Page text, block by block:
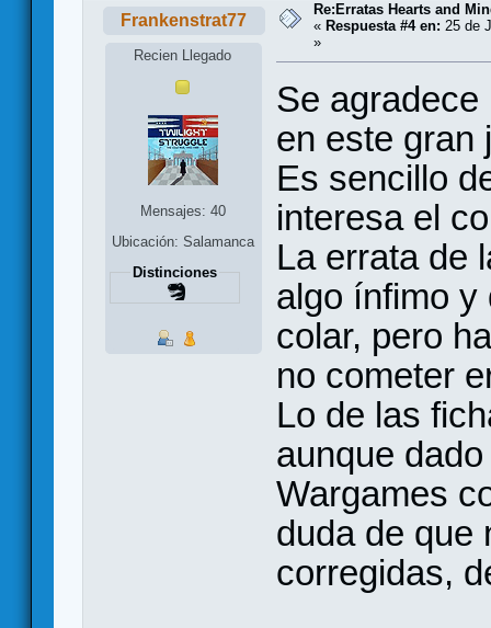
Frankenstrat77
Recien Llegado
Mensajes: 40
Ubicación: Salamanca
Distinciones
Re:Erratas Hearts and
« Respuesta #4 en: 25 de
»
Se
en este gran
Es sencillo
interesa el
La errata de
algo ínfimo y
colar, pero
no cometer
Lo de las
aunque
Wargames
duda de que
corregidas,